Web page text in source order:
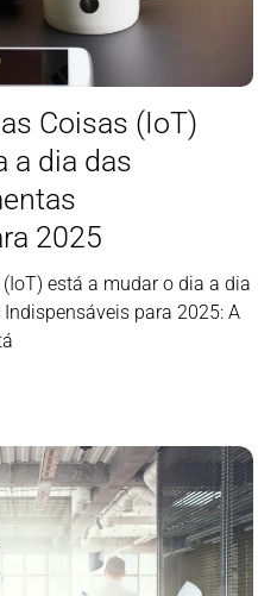
Coisas (IoT)
a dia das
2025
está a mudar o dia a dia
para 2025: A